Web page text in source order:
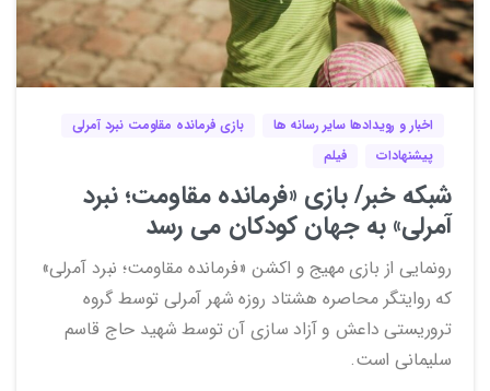
0
2
اخبار و رویدادها سایر رسانه ها
بازی فرمانده مقاومت نبرد آمرلی
پیشنهادات
فیلم
شبکه خبر/ بازی «فرمانده مقاومت؛ نبرد
آمرلی» به جهان کودکان می رسد
رونمایی از بازی مهیج و اکشن «فرمانده مقاومت؛ نبرد آمرلی»
که روایتگر محاصره هشتاد روزه شهر آمرلی توسط گروه
تروریستی داعش و آزاد سازی آن توسط شهید حاج قاسم
سلیمانی است.